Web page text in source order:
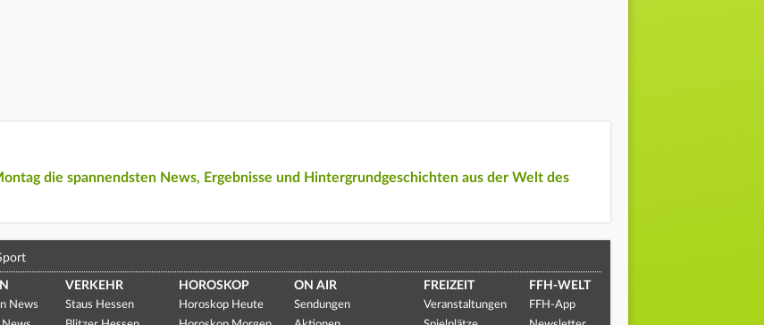
die spannendsten News, Ergebnisse und Hintergrundgeschichten aus der Welt des
News
VERKEHR
Staus Hessen
HOROSKOP
Horoskop Heute
ON AIR
Sendungen
FREIZEIT
Veranstaltungen
FFH-WELT
FFH-App